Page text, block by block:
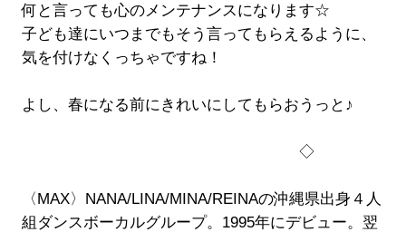
何と言っても心のメンテナンスになります☆
子ども達にいつまでもそう言ってもらえるように、
気を付けなくっちゃですね！
よし、春になる前にきれいにしてもらおうっと♪
◇
〈MAX〉NANA/LINA/MINA/REINAの沖縄県出身４人
組ダンスボーカルグループ。1995年にデビュー。翌